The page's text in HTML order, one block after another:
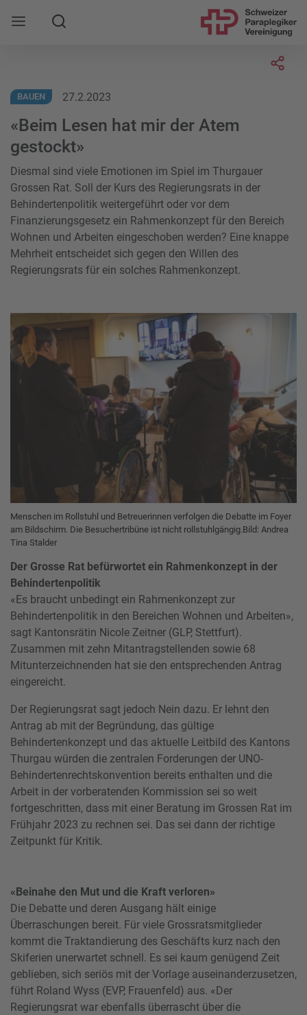
Mobile Navigation öffnen
Suche
BAUEN 27.2.2023
«Beim Lesen hat mir der Atem
gestockt»
Diesmal sind viele Emotionen im Spiel im Thurgauer
Grossen Rat. Soll der Kurs des Regierungsrats in der
Behindertenpolitik weitergeführt oder vor dem
Finanzierungsgesetz ein Rahmenkonzept für den Bereich
Wohnen und Arbeiten eingeschoben werden? Eine knappe
Mehrheit entscheidet sich gegen den Willen des
Regierungsrats für ein solches Rahmenkonzept.
Menschen im Rollstuhl und Betreuerinnen verfolgen die Debatte im Foyer
am Bildschirm. Die Besuchertribüne ist nicht rollstuhlgängig. Bild: Andrea
Tina Stalder
Der Grosse Rat befürwortet ein Rahmenkonzept in der
Behindertenpolitik
«Es braucht unbedingt ein Rahmenkonzept zur
Behindertenpolitik in den Bereichen Wohnen und Arbeiten»,
sagt Kantonsrätin Nicole Zeitner (GLP, Stettfurt).
Zusammen mit zehn Mitantragstellenden sowie 68
Mitunterzeichnenden hat sie den entsprechenden Antrag
eingereicht.
Der Regierungsrat sagt jedoch Nein dazu. Er lehnt den
Antrag ab mit der Begründung, das gültige
Behindertenkonzept und das aktuelle Leitbild des Kantons
Thurgau würden die zentralen Forderungen der UNO-
Behindertenrechtskonvention bereits enthalten und die
Arbeit in der vorberatenden Kommission sei so weit
fortgeschritten, dass mit einer Beratung im Grossen Rat im
Frühjahr 2023 zu rechnen sei. Das sei dann der richtige
Zeitpunkt für Kritik.
«Beinahe den Mut und die Kraft verloren»
Die Debatte und deren Ausgang hält einige
Überraschungen bereit. Für viele Grossratsmitglieder
kommt die Traktandierung des Geschäfts kurz nach den
Skiferien unerwartet schnell. Es sei kaum genügend Zeit
geblieben, sich seriös mit der Vorlage auseinanderzusetzen,
führt Roland Wyss (EVP, Frauenfeld) aus. «Der
Regierungsrat war ebenfalls überrascht über die